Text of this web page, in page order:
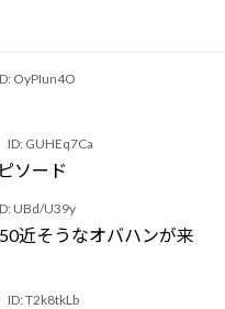
OyPIun4O
ID: GUHEq7Ca
ソード
UBd/U39y
近そうなオバハンが来
ID:T2k8tkLb